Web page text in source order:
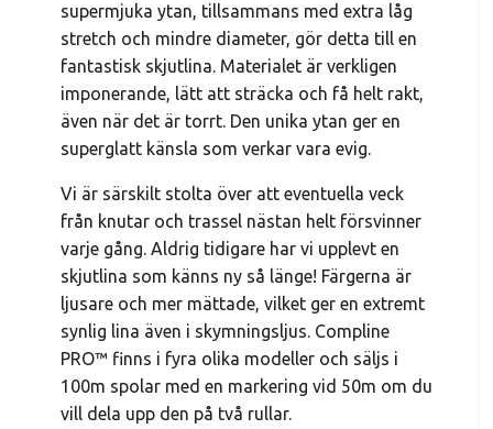
supermjuka ytan, tillsammans med extra låg
stretch och mindre diameter, gör detta till en
fantastisk skjutlina. Materialet är verkligen
imponerande, lätt att sträcka och få helt rakt,
även när det är torrt. Den unika ytan ger en
superglatt känsla som verkar vara evig.
Vi är särskilt stolta över att eventuella veck
från knutar och trassel nästan helt försvinner
varje gång. Aldrig tidigare har vi upplevt en
skjutlina som känns ny så länge! Färgerna är
ljusare och mer mättade, vilket ger en extremt
synlig lina även i skymningsljus. Compline
PRO™ finns i fyra olika modeller och säljs i
100m spolar med en markering vid 50m om du
vill dela upp den på två rullar.